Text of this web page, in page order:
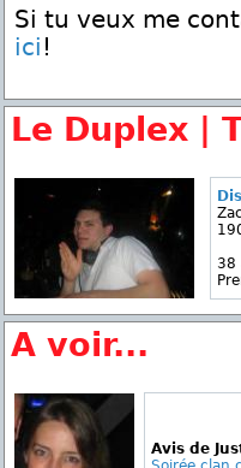
Si tu veux me
ici !
Le Duplex |
38
A voir...
Avis de